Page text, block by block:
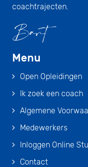
coachtrajecten.
Menu
Open Opleidingen
Ik zoek een coach
Algemene
Medewerkers
Inloggen Online
Contact